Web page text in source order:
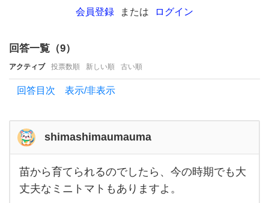
子が
家庭
菜園
で何
か
を育
て
た
い
会員登録 または ログイン
回答一覧（9）
アクティブ 投票数順 新しい順 古い順
回答目次 表示/非表示
shimashimaumauma
苗か
ら育
てら
苗から育てられるのでしたら、今の時期でも大
丈夫なミニトマトもありますよ。